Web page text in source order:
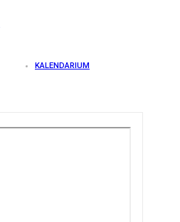
KALENDARIUM